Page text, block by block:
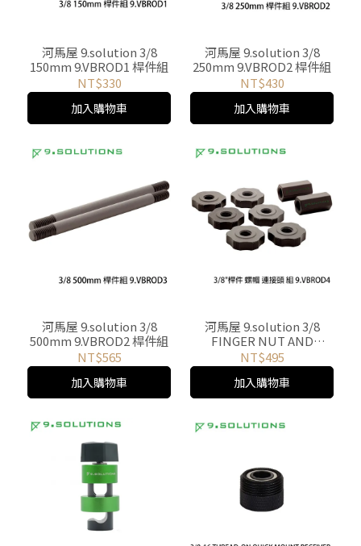
河馬屋 9.solution 3/8
150mm 9.VBROD1 桿件組
NT$330
加入購物車
河馬屋 9.solution 3/8
250mm 9.VBROD2 桿件組
NT$430
加入購物車
河馬屋 9.solution 3/8
500mm 9.VBROD2 桿件組
NT$565
加入購物車
河馬屋 9.solution 3/8
FINGER NUT AND
CONNECTING NUT
9.VBROD4 桿件 螺帽 連接
頭 組 9.VBROD4
NT$495
加入購物車